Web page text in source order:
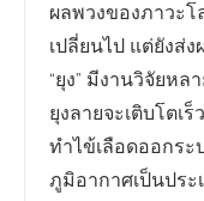
ผลพวงของภาวะ
เปลี่ยนไป แต่ยังส่
“ยุง” มีงานวิจัยห
ยุงลายจะเติบโต
ทำไข้เลือดออกร
ภูมิอากาศเป็นปร